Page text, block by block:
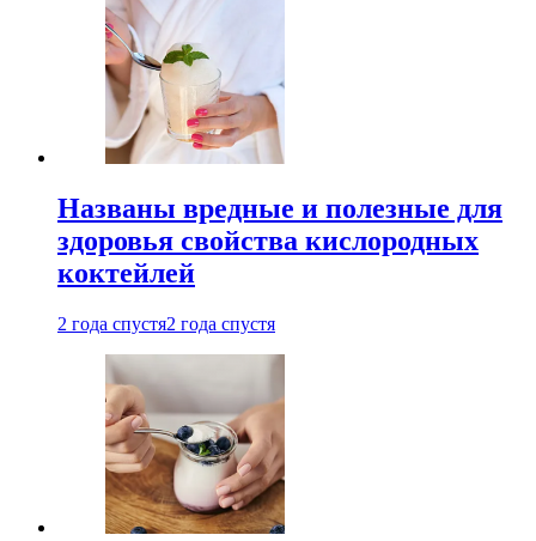
Названы вредные и полезные для
здоровья свойства кислородных
коктейлей
2 года спустя2 года спустя